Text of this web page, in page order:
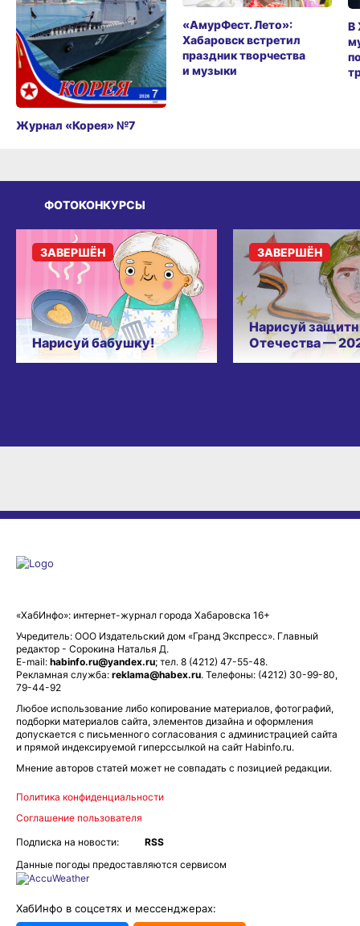
Журнал «Корея» №7
«АмурФест. Лето»:
Хабаровск встретил
праздник творчества
и музыки
В
ФОТОКОНКУРСЫ
Нарисуй бабушку!
ЗАВЕРШЁН
Нарисуй
Отечества —
ЗАВЕРШЁН
«ХабИнфо»: интернет-журнал города Хабаровска 16+
Учредитель: ООО Издательский дом «Гранд Экспресс». Главный
редактор - Сорокина Наталья Д.
E-mail: habinfo.ru@yandex.ru; тел. 8 (4212) 47-55-48.
Рекламная служба: reklama@habex.ru. Телефоны: (4212) 30-99-80,
79-44-92
Любое использование либо копирование материалов, фотографий,
подборки материалов сайта, элементов дизайна и оформления
допускается с письменного согласования с администрацией сайта
и прямой индексируемой гиперссылкой на сайт Habinfo.ru.
Мнение авторов статей может не совпадать с позицией редакции.
Политика конфиденциальности
Соглашение пользователя
Подписка на новости:
RSS
Данные погоды предоставляются сервисом
ХабИнфо в соцсетях и мессенджерах: